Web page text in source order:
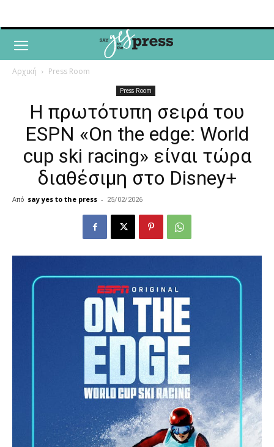
Αρχική Press Room
Press Room
Η πρωτότυπη σειρά του
ESPN «On the edge: World
cup ski racing» είναι τώρα
διαθέσιμη στο Disney+
Από say yes to the press - 25/02/2026